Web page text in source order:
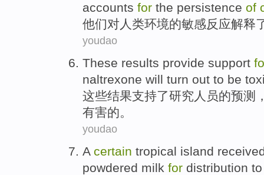
accounts for the persistence of
他们对人类环境的敏感反应解释
youdao
These results provide support
naltrexone will turn out to be
这些结果支持了研究 人员的预测
有害的。
youdao
A certain tropical island
powdered milk for distribution to